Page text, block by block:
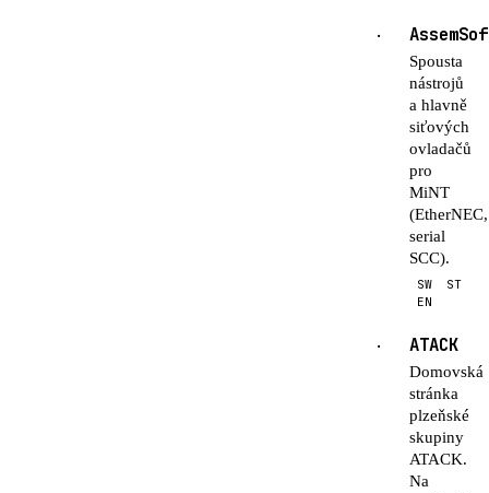
·
Spousta
nástrojů
a hlavně
siťových
ovladačů
pro
MiNT
(EtherNEC,
serial
SCC).
SW
ST
EN
· ATACK
Domovská
stránka
plzeňské
skupiny
ATACK.
Na